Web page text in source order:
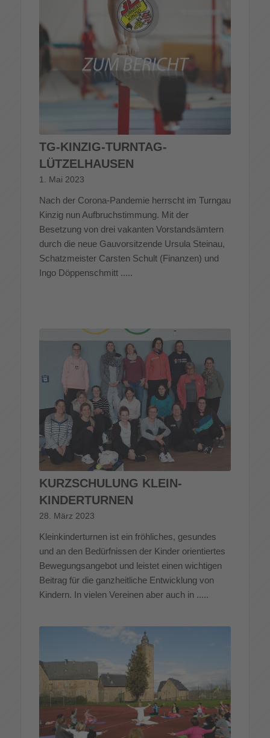
TG-KINZIG-TURNTAG-
LÜTZELHAUSEN
1. Mai 2023
Nach der Corona-Pandemie herrscht im Turngau
Kinzig nun Aufbruchstimmung. Mit der
Besetzung von drei vakanten Vorstandsämtern
durch die neue Gauvorsitzende Ursula Steinau,
Schatzmeister Carsten Schult (Finanzen) und
Ingo Döppenschmitt .....
KURZSCHULUNG KLEIN-
KINDERTURNEN
28. März 2023
Kleinkinderturnen ist ein fröhliches, gesundes
und an den Bedürfnissen der Kinder orientiertes
Bewegungsangebot und leistet einen wichtigen
Beitrag für die ganzheitliche Entwicklung von
Kindern. In vielen Vereinen aber auch in .....